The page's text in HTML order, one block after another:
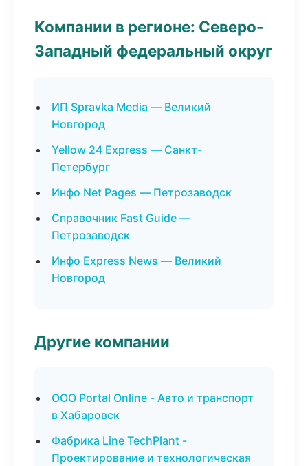
Компании в регионе: Северо-
Западный федеральный округ
ИП Spravka Media — Великий
Новгород
Yellow 24 Express — Санкт-
Петербург
Инфо Net Pages — Петрозаводск
Справочник Fast Guide —
Петрозаводск
Инфо Express News — Великий
Новгород
Другие компании
ООО Portal Online - Авто и транспорт
в Хабаровск
Фабрика Line TechPlant -
Проектирование и технологическая